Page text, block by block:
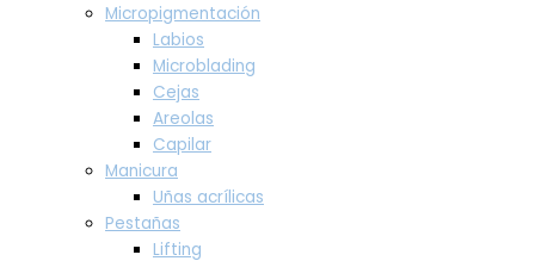
Micropigmentación
Labios
Microblading
Cejas
Areolas
Capilar
Manicura
Uñas acrílicas
Pestañas
Lifting